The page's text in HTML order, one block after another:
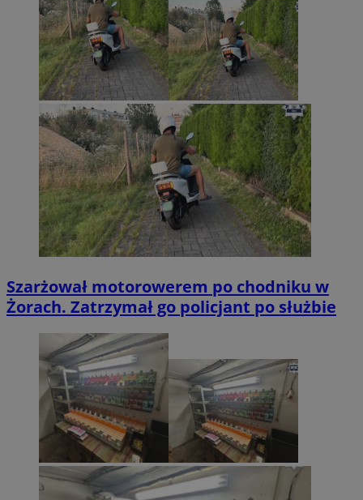
Szarżował motorowerem po chodniku w
Żorach. Zatrzymał go policjant po służbie